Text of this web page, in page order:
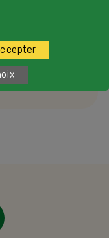
de 9h à 18h